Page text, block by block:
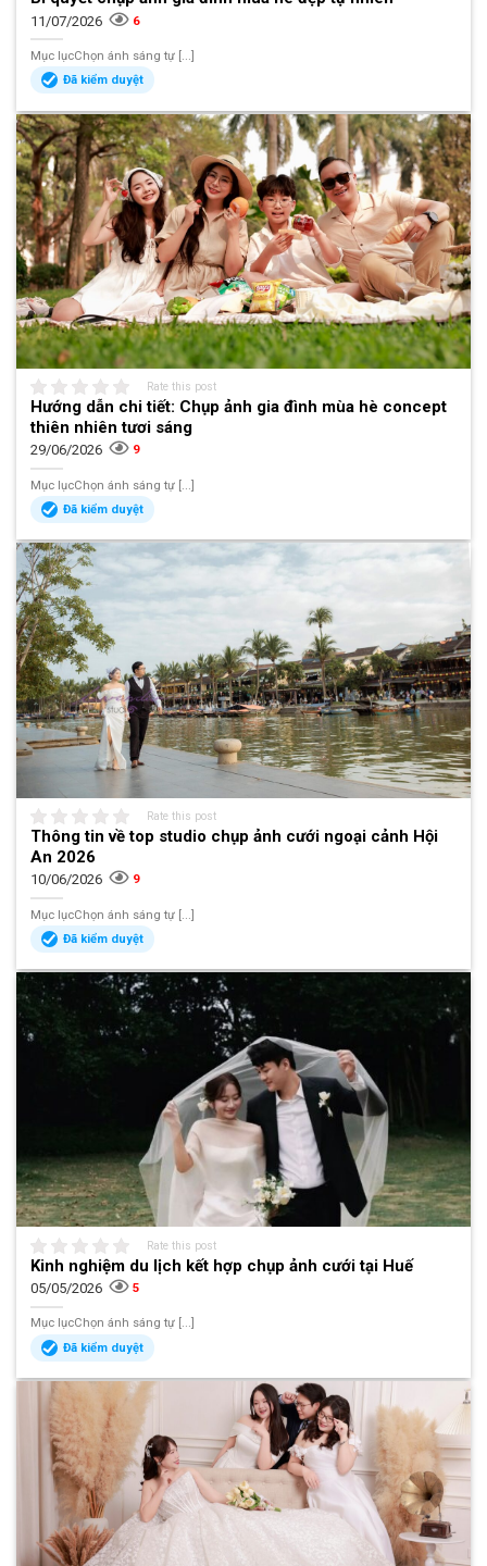
11/07/2026 6
Mục lụcChọn ánh sáng tự [...]
Đã kiểm duyệt
Rate this post
Hướng dẫn chi tiết: Chụp ảnh gia đình mùa hè concept
thiên nhiên tươi sáng
29/06/2026 9
Mục lụcChọn ánh sáng tự [...]
Đã kiểm duyệt
Rate this post
Thông tin về top studio chụp ảnh cưới ngoại cảnh Hội
An 2026
10/06/2026 9
Mục lụcChọn ánh sáng tự [...]
Đã kiểm duyệt
Rate this post
Kinh nghiệm du lịch kết hợp chụp ảnh cưới tại Huế
05/05/2026 5
Mục lụcChọn ánh sáng tự [...]
Đã kiểm duyệt